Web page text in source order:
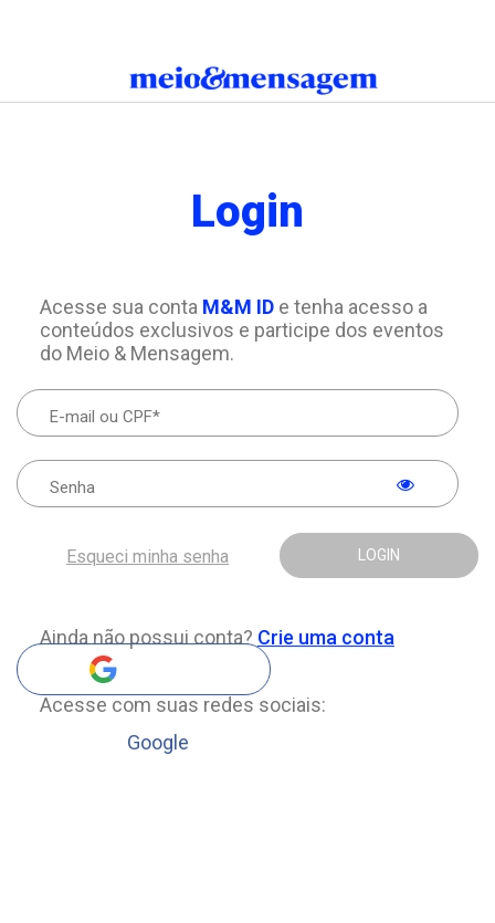
Login
Acesse sua conta M&M IDe tenha acesso a
conteúdos exclusivos e participe dos eventos
do Meio & Mensagem.
LOGIN
Esqueci minha senha
Ainda não possui conta? Crie uma conta
Acesse com suas redes sociais:
Google